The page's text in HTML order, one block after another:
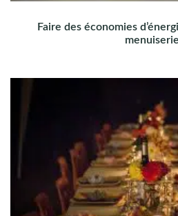
Faire des économies